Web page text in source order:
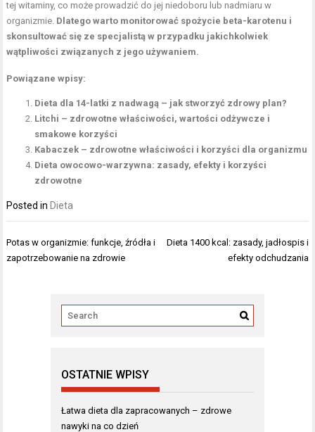
tej witaminy, co może prowadzić do jej niedoboru lub nadmiaru w
organizmie. Dlatego warto monitorować spożycie beta-karotenu i
skonsultować się ze specjalistą w przypadku jakichkolwiek
wątpliwości związanych z jego używaniem.
Powiązane wpisy:
Dieta dla 14-latki z nadwagą – jak stworzyć zdrowy plan?
Litchi – zdrowotne właściwości, wartości odżywcze i
smakowe korzyści
Kabaczek – zdrowotne właściwości i korzyści dla organizmu
Dieta owocowo-warzywna: zasady, efekty i korzyści
zdrowotne
Posted in Dieta
Nawigacja
wpisu
Potas w organizmie: funkcje, źródła i
zapotrzebowanie na zdrowie
Dieta 1400 kcal: zasady, jadłospis i
efekty odchudzania
OSTATNIE WPISY
Łatwa dieta dla zapracowanych – zdrowe
nawyki na co dzień